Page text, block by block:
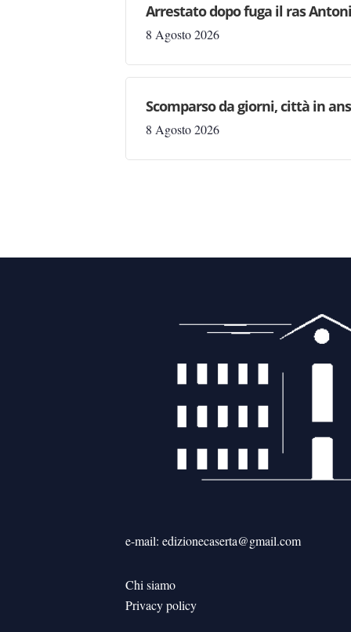
Arrestato dopo fuga il ras
8 Agosto 2026
Scomparso da giorni, città in
8 Agosto 2026
e-mail: edizionecaserta@gmail.com
Chi siamo
Privacy policy